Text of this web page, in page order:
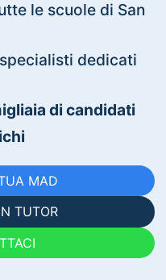
le scuole di San
dedicati
di candidati
MAD
TUTOR